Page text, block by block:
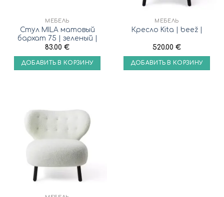
МЕБЕЛЬ
Стул MILA матовый
бархат 75 | зеленый |
83.00 €
ДОБАВИТЬ В КОРЗИНУ
МЕБЕЛЬ
Кресло Kita | beež |
520.00 €
ДОБАВИТЬ В КОРЗИНУ